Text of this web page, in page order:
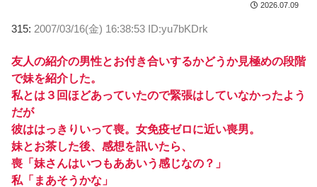
2026.07.09
315: 2007/03/16(金) 16:38:53 ID:yu7bKDrk
友人の紹介の男性とお付き合いするかどうか見極めの段階
で妹を紹介した。
私とは３回ほどあっていたので緊張はしていなかったよう
だが
彼ははっきりいって喪。女免疫ゼロに近い喪男。
妹とお茶した後、感想を訊いたら、
喪「妹さんはいつもああいう感じなの？」
私「まあそうかな」